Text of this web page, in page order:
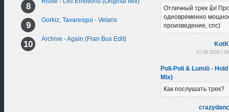
Gorkiz, Tavaresgui - Velaris
Archive - Again (Fran Bux Edit)
Отличный трек 👍!
одновременно
произведение, спс)
07.08.2026 |
Poli-Poli & Lumiö -
Mix)
Как послушать трек?